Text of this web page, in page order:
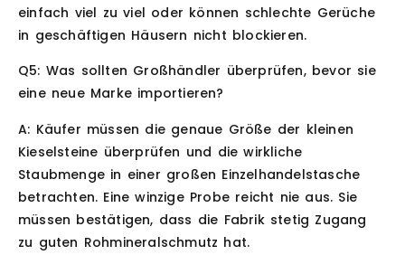
einfach viel zu viel oder können schlechte Gerüche
in geschäftigen Häusern nicht blockieren.
Q5: Was sollten Großhändler überprüfen, bevor sie
eine neue Marke importieren?
A: Käufer müssen die genaue Größe der kleinen
Kieselsteine überprüfen und die wirkliche
Staubmenge in einer großen Einzelhandelstasche
betrachten. Eine winzige Probe reicht nie aus. Sie
müssen bestätigen, dass die Fabrik stetig Zugang
zu guten Rohmineralschmutz hat.